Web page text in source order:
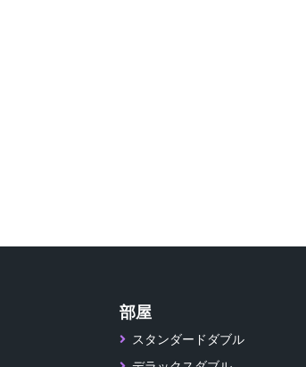
部屋
スタンダードダブル